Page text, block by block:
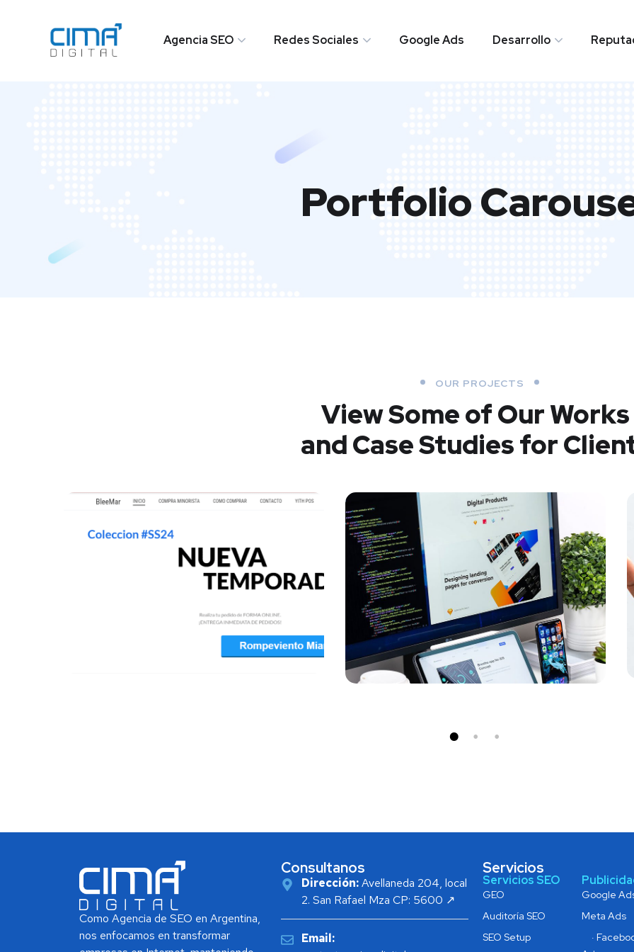
Agencia SEO Redes Sociales Google Ads Desarrollo
Portfolio
OUR PROJECTS
View Some of Our Works
and Case Studies for
Bleemar
DESARROLLO WEB
Como Agencia de SEO en Argentina,
nos enfocamos en transformar
Consultanos
Dirección:Avellaneda 204, local
2. San Rafael Mza CP: 5600 ↗
Email:
Servicios
Servicios SEO
GEO
Auditoría SEO
SEO Setup
Google
Meta Ads
·